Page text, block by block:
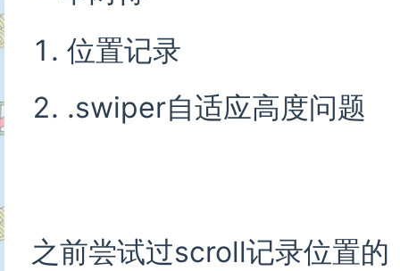
位置记录
.swiper自适应高度问题
之前尝试过scroll记录位置的